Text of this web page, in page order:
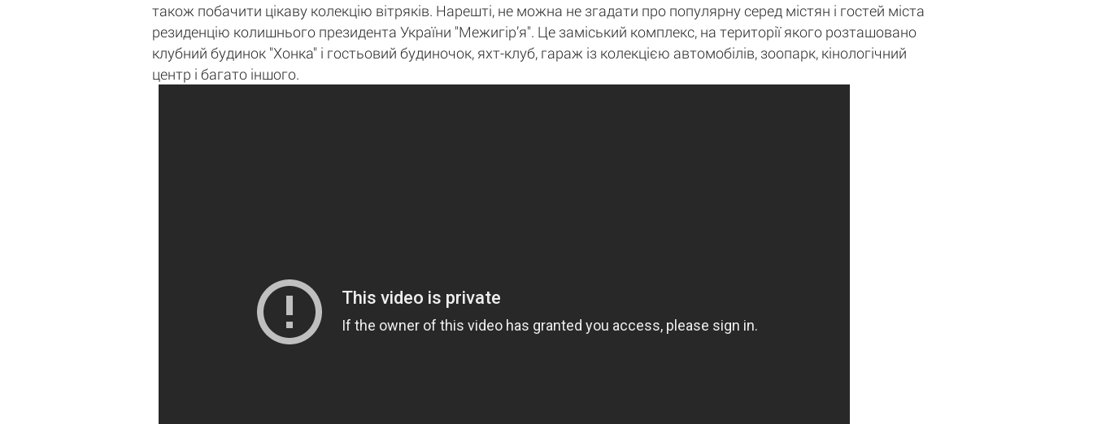
також побачити цікаву колекцію вітряків. Нарешті, не можна не згадати про популярну серед містян і гостей міста
резиденцію колишнього президента України "Межигір’я". Це заміський комплекс, на території якого розташовано
клубний будинок "Хонка" і гостьовий будиночок, яхт-клуб, гараж із колекцією автомобілів, зоопарк, кінологічний
центр і багато іншого.